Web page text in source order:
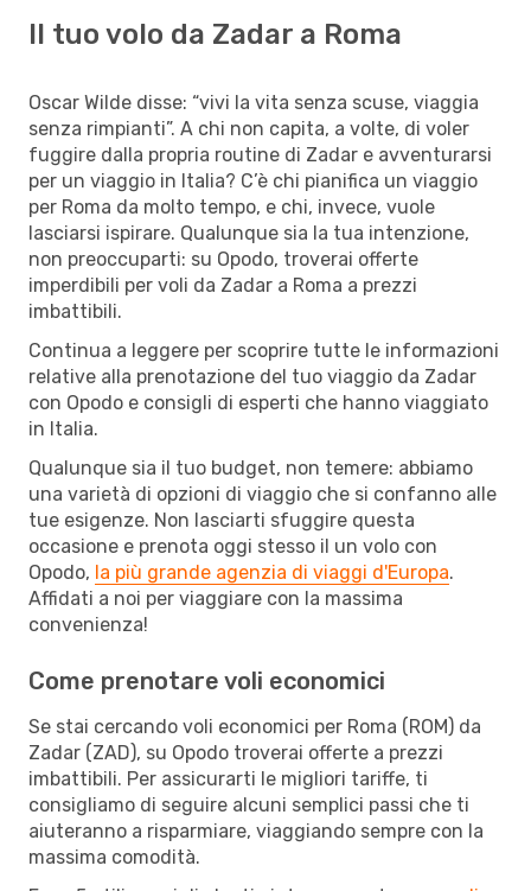
Il tuo volo da Zadar a Roma
Oscar Wilde disse: “vivi la vita senza scuse, viaggia
senza rimpianti”. A chi non capita, a volte, di voler
fuggire dalla propria routine di Zadar e avventurarsi
per un viaggio in Italia? C’è chi pianifica un viaggio
per Roma da molto tempo, e chi, invece, vuole
lasciarsi ispirare. Qualunque sia la tua intenzione,
non preoccuparti: su Opodo, troverai offerte
imperdibili per voli da Zadar a Roma a prezzi
imbattibili.
Continua a leggere per scoprire tutte le informazioni
relative alla prenotazione del tuo viaggio da Zadar
con Opodo e consigli di esperti che hanno viaggiato
in Italia.
Qualunque sia il tuo budget, non temere: abbiamo
una varietà di opzioni di viaggio che si confanno alle
tue esigenze. Non lasciarti sfuggire questa
occasione e prenota oggi stesso il un volo con
Opodo, la più grande agenzia di viaggi d'Europa.
Affidati a noi per viaggiare con la massima
convenienza!
Come prenotare voli economici
Se stai cercando voli economici per Roma (ROM) da
Zadar (ZAD), su Opodo troverai offerte a prezzi
imbattibili. Per assicurarti le migliori tariffe, ti
consigliamo di seguire alcuni semplici passi che ti
aiuteranno a risparmiare, viaggiando sempre con la
massima comodità.